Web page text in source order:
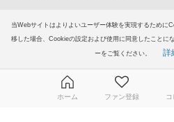
当Webサイトはよりよいユーザー体験を実現するために
移した場合、Cookieの設定および使用に同意したことに
ーをご覧ください。 詳
ヘルプ＆ガイド
ホーム ファン登録